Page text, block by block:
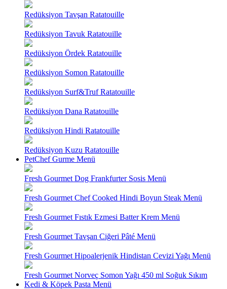
Redüksiyon Tavşan Ratatouille
Redüksiyon Tavuk Ratatouille
Redüksiyon Ördek Ratatouille
Redüksiyon Somon Ratatouille
Redüksiyon Surf&Truf Ratatouille
Redüksiyon Dana Ratatouille
Redüksiyon Hindi Ratatouille
Redüksiyon Kuzu Ratatouille
PetChef Gurme Menü
Fresh Gourmet Dog Frankfurter Sosis Menü
Fresh Gourmet Chef Cooked Hindi Boyun Steak Menü
Fresh Gourmet Fıstık Ezmesi Batter Krem Menü
Fresh Gourmet Tavşan Ciğeri Pâté Menü
Fresh Gourmet Hipoalerjenik Hindistan Cevizi Yağı Menü
Fresh Gourmet Norveç Somon Yağı 450 ml Soğuk Sıkım
Kedi & Köpek Pasta Menü